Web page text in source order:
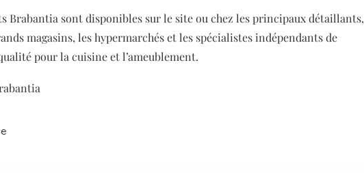
Brabantia sont disponibles sur le site ou chez les principaux détaillants,
magasins, les hypermarchés et les spécialistes indépendants de
pour la cuisine et l’ameublement.